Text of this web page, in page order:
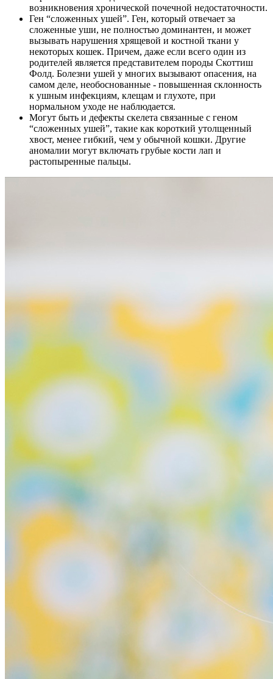
возникновения хронической почечной недостаточности.
Ген “сложенных ушей”. Ген, который отвечает за
сложенные уши, не полностью доминантен, и может
вызывать нарушения хрящевой и костной ткани у
некоторых кошек. Причем, даже если всего один из
родителей является представителем породы Скоттиш
Фолд. Болезни ушей у многих вызывают опасения, на
самом деле, необоснованные - повышенная склонность
к ушным инфекциям, клещам и глухоте, при
нормальном уходе не наблюдается.
Могут быть и дефекты скелета связанные с геном
“сложенных ушей”, такие как короткий утолщенный
хвост, менее гибкий, чем у обычной кошки. Другие
аномалии могут включать грубые кости лап и
растопыренные пальцы.